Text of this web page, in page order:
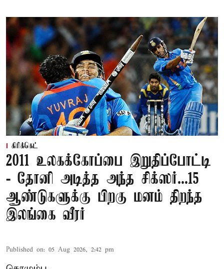
கிரிக்கெட்
2011 உலகக்கோப்பை இறுதிப்போட்டி
- தோனி அடித்த அந்த சிக்ஸர்...15
ஆண்டுகளுக்கு பிறகு மனம் திறந்த
இலங்கை வீரர்
Published on: 05 Aug 2026, 2:42 pm